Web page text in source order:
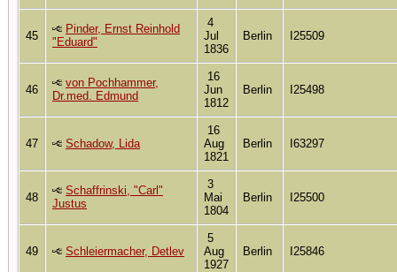
45
Pinder, Ernst Reinhold
"Eduard"
4
Jul
1836
Berlin I25509
46
von Pochhammer,
Dr.med. Edmund
16
Jun
1812
Berlin I25498
47 Schadow, Lida
16
Aug
1821
Berlin I63297
48
Schaffrinski, "Carl"
Justus
3
Mai
1804
Berlin I25500
49 Schleiermacher, Detlev
5
Aug
1927
Berlin I25846